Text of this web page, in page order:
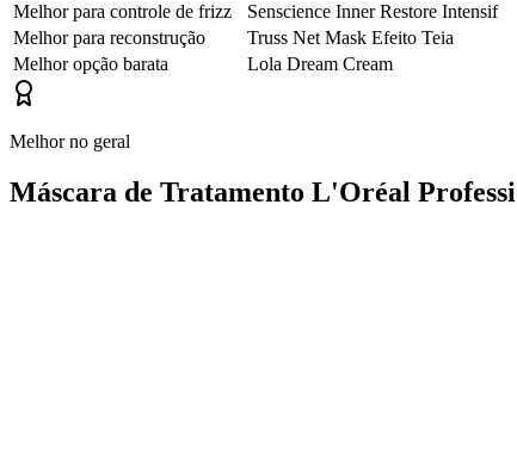
Melhor para controle de frizz
Senscience Inner Restore Intensif
Melhor para reconstrução
Truss Net Mask Efeito Teia
Melhor opção barata
Lola Dream Cream
Melhor no geral
Máscara de Tratamento L'Oréal